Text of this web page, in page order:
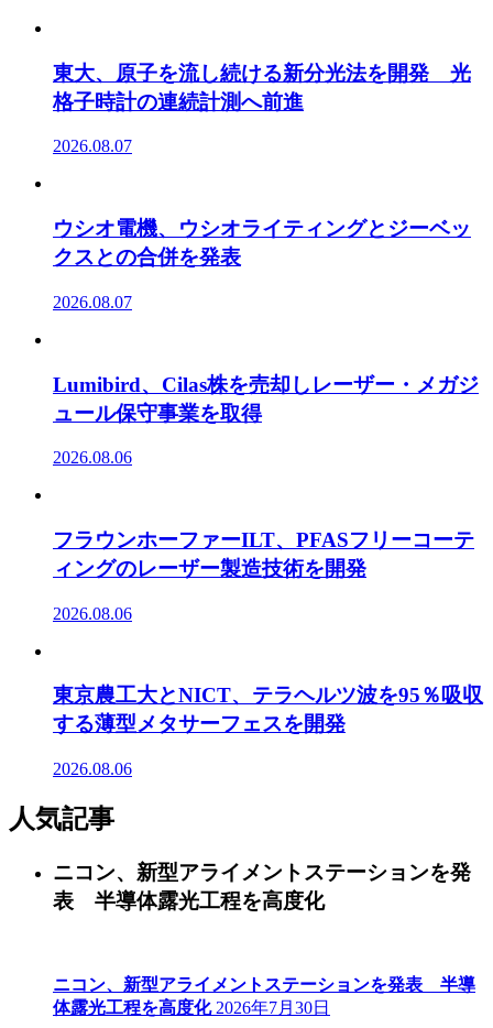
東大、原子を流し続ける新分光法を開発 光
格子時計の連続計測へ前進
2026.08.07
ウシオ電機、ウシオライティングとジーベッ
クスとの合併を発表
2026.08.07
Lumibird、Cilas株を売却しレーザー・メガジ
ュール保守事業を取得
2026.08.06
フラウンホーファーILT、PFASフリーコーテ
ィングのレーザー製造技術を開発
2026.08.06
東京農工大とNICT、テラヘルツ波を95％吸収
する薄型メタサーフェスを開発
2026.08.06
人気記事
ニコン、新型アライメントステーションを発
表 半導体露光工程を高度化
ニコン、新型アライメントステーションを発表 半導
体露光工程を高度化 2026年7月30日